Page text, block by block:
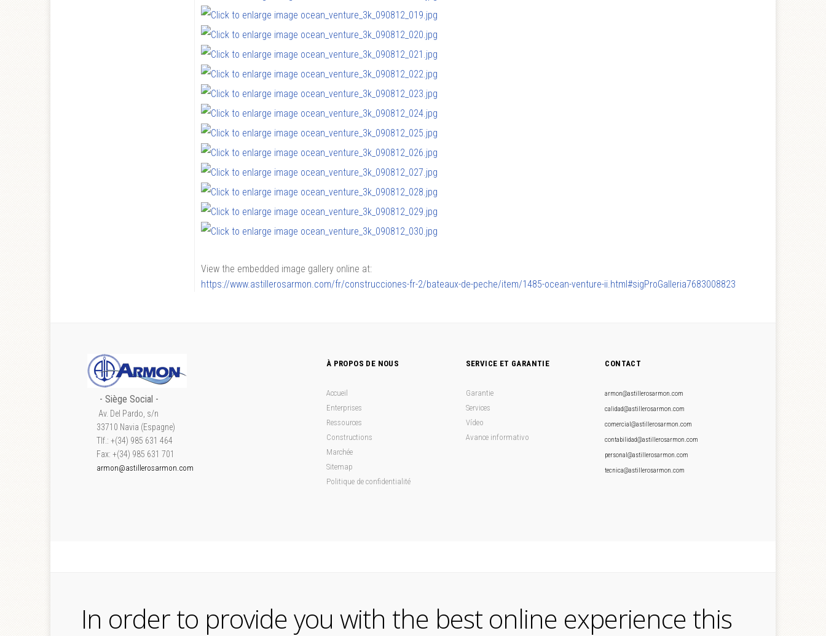
View the embedded image gallery online at:
https://www.astillerosarmon.com/fr/construcciones-fr-2/bateaux-de-peche/item/1485-ocean-venture-ii.html#sigProGalleria7683008823
- Siège Social -
Av. Del Pardo, s/n
33710 Navia (Espagne)
Tlf.: +(34) 985 631 464
Fax: +(34) 985 631 701
armon@astillerosarmon.com
À PROPOS DE NOUS
Accueil
Enterprises
Ressources
Constructions
Marchée
Sitemap
Politique de confidentialité
SERVICE ET GARANTIE
Garantie
Services
Vídeo
Avance informativo
CONTACT
armon@astillerosarmon.com
calidad@astillerosarmon.com
comercial@astillerosarmon.com
contabilidad@astillerosarmon.com
personal@astillerosarmon.com
tecnica@astillerosarmon.com
In order to provide you with the best online experience this